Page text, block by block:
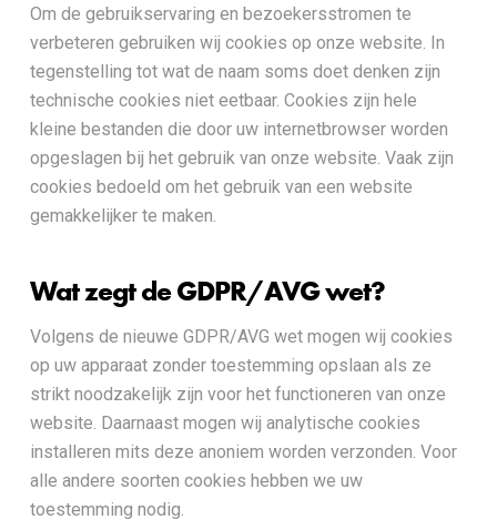
Om de gebruikservaring en bezoekersstromen te
verbeteren gebruiken wij cookies op onze website. In
tegenstelling tot wat de naam soms doet denken zijn
technische cookies niet eetbaar. Cookies zijn hele
kleine bestanden die door uw internetbrowser worden
opgeslagen bij het gebruik van onze website. Vaak zijn
cookies bedoeld om het gebruik van een website
gemakkelijker te maken.
Wat zegt de GDPR/AVG wet?
Volgens de nieuwe GDPR/AVG wet mogen wij cookies
op uw apparaat zonder toestemming opslaan als ze
strikt noodzakelijk zijn voor het functioneren van onze
website. Daarnaast mogen wij analytische cookies
installeren mits deze anoniem worden verzonden. Voor
alle andere soorten cookies hebben we uw
toestemming nodig.